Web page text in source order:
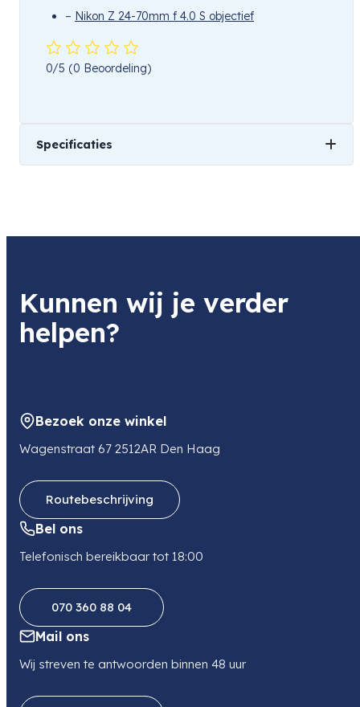
– Nikon Z 24-70mm f 4.0 S objectief
0/5 (0 Beoordeling)
Specificaties
Kunnen wij je verder
helpen?
Bezoek onze winkel
Wagenstraat 67 2512AR Den Haag
Routebeschrijving
Bel ons
Telefonisch bereikbaar tot 18:00
070 360 88 04
Mail ons
Wij streven te antwoorden binnen 48 uur